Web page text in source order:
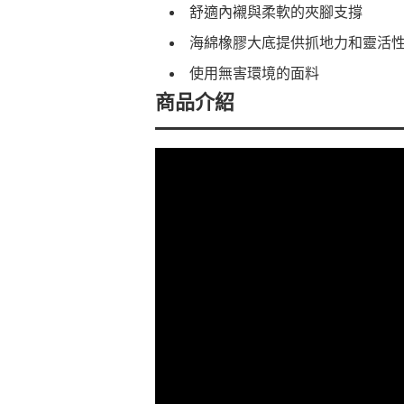
舒適內襯與柔軟的夾腳支撐
海綿橡膠大底提供抓地力和靈活
使用無害環境的面料
商品介紹